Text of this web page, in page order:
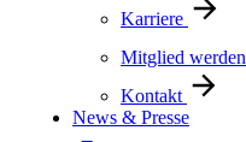
Karriere
Mitglied werden
Kontakt
News & Presse